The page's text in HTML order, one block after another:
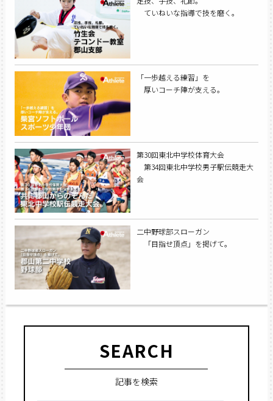
ていねいな指導で技を磨く。
「一歩越える練習」を
厚いコーチ陣が支える。
第30回東北中学校体育大会
第34回東北中学校男子駅伝競走大
会
二中野球部スローガン
「目指せ頂点」を掲げて。
SEARCH
記事を検索